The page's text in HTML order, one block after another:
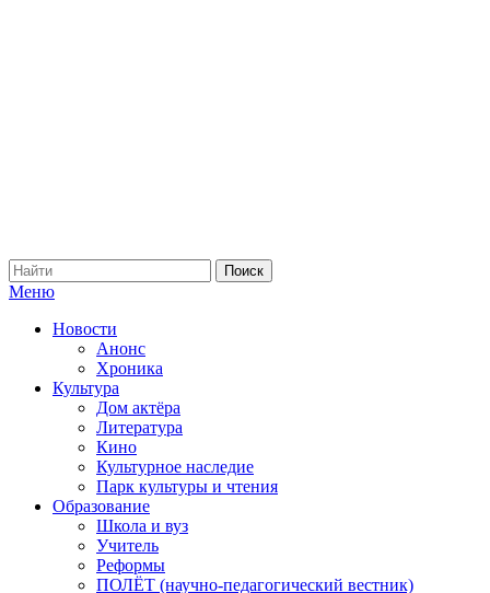
Меню
Новости
Анонс
Хроника
Культура
Дом актёра
Литература
Кино
Культурное наследие
Парк культуры и чтения
Образование
Школа и вуз
Учитель
Реформы
ПОЛЁТ (научно-педагогический вестник)